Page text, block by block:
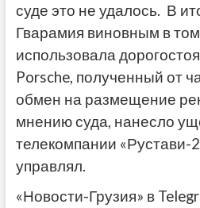
суде это не удалось. В
Гварамия виновным в
использовала
Porsche, полученный от
обмен на размещение
мнению суда, нанесло
телекомпании «Рустави-
управлял.
«Новости-Грузия» в